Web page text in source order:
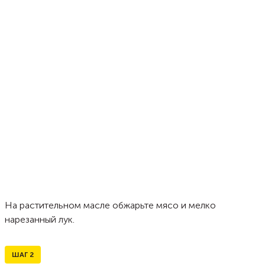
На растительном масле обжарьте мясо и мелко
нарезанный лук.
ШАГ 2